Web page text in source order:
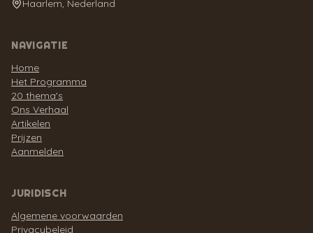
Haarlem, Nederland
NAVIGATIE
Home
Het Programma
20 thema's
Ons Verhaal
Artikelen
Prijzen
Aanmelden
JURIDISCH
Algemene voorwaarden
Privacybeleid